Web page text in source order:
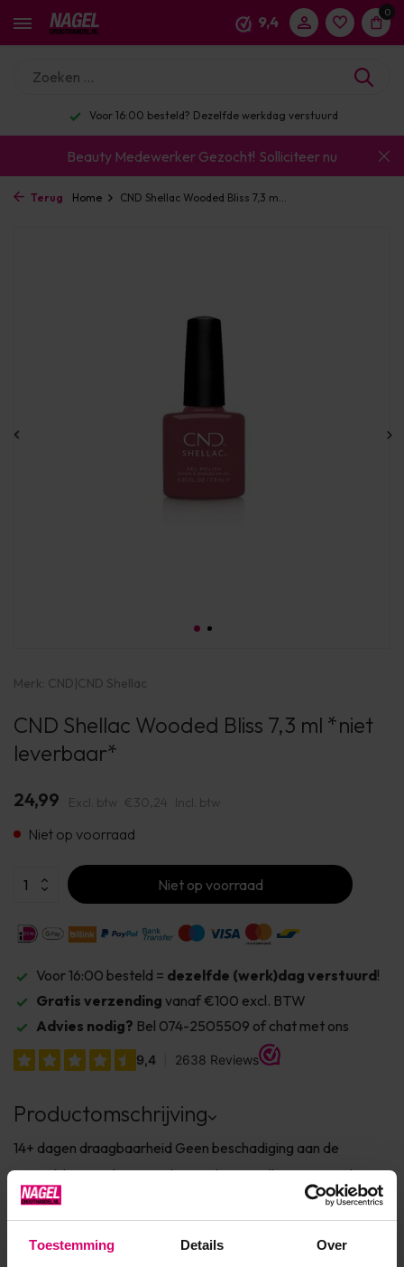
Toestemming Details Over
9,4
0
Voor 16:00 besteld? Dezelfde werkdag verstuurd
Beauty Medewerker Gezocht! Solliciteer nu
Terug Home CND Shellac Wooded Bliss 7,3 m...
Merk: CND|CND Shellac
CND Shellac Wooded Bliss 7,3 ml *niet
leverbaar*
24,99 Excl. btw €30,24 Incl. btw
Niet op voorraad
Niet op voorraad
Voor 16:00 besteld = dezelfde (werk)dag verstuurd!
Gratis verzending vanaf €100 excl. BTW
Advies nodig? Bel 074-2505509 of chat met ons
Productomschrijving
14+ dagen draagbaarheid Geen beschadiging aan de
natuurlijke nagel Eenvoudig en 2 keer sneller te verwijderen
zonder te vijlen Dierproefvrij en 7FREE* Verkrijgbaar in 150+
SHELLAC™ is het meest superieure gel polish systeem in de